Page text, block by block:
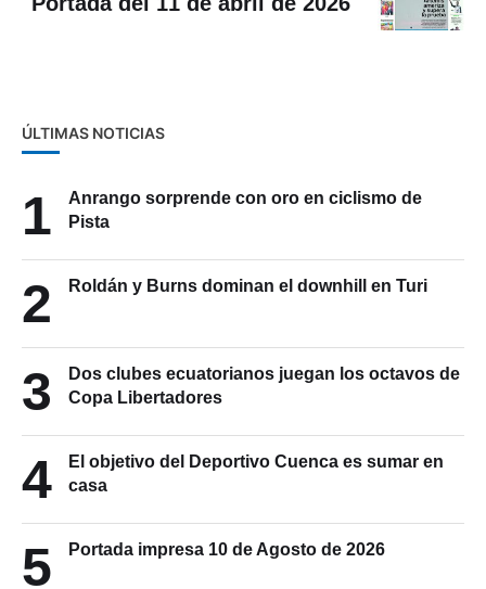
1
Pista
2 Roldán y Burns dominan el downhill en Turi
3
Dos clubes ecuatorianos juegan los octavos de
Copa Libertadores
4
El objetivo del Deportivo Cuenca es sumar en
casa
5 Portada impresa 10 de Agosto de 2026